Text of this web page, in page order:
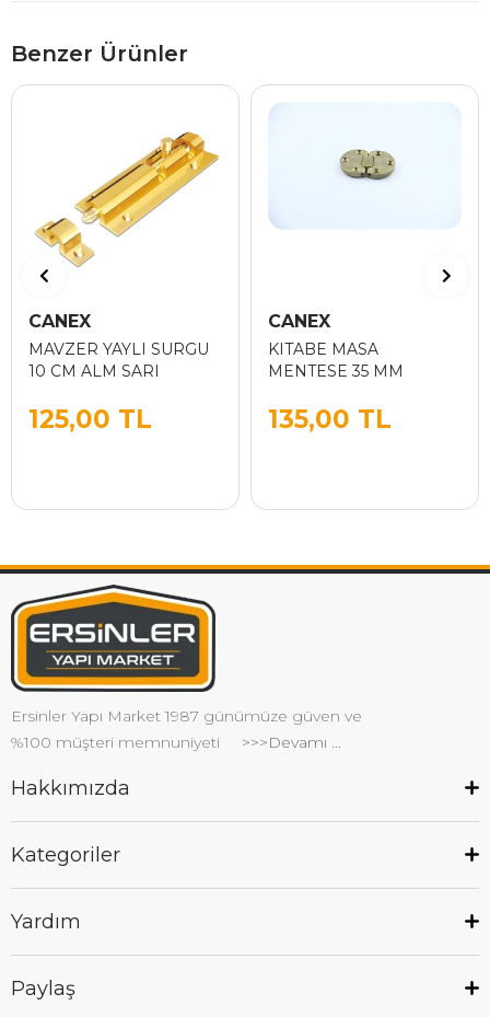
Benzer Ürünler
CANEX
MAVZER YAYLI SURGU
10 CM ALM SARI
125,00 TL
CANEX
KITABE MASA
MENTESE 35 MM
135,00 TL
Ersinler Yapı Market 1987 günümüze güven ve
%100 müşteri memnuniyeti
>>>Devamı ...
Hakkımızda
Kategoriler
Yardım
Paylaş